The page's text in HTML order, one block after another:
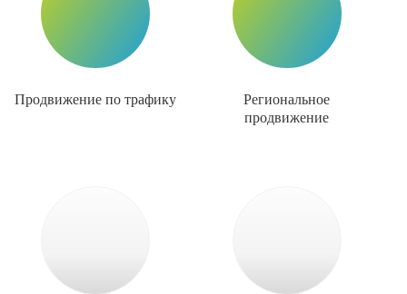
Продвижение по трафику
Региональное
продвижение